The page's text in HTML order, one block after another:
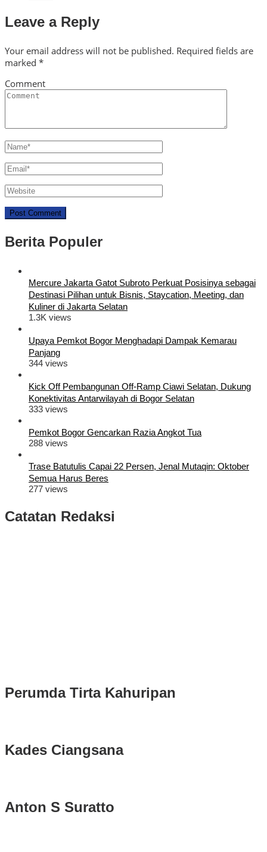
Leave a Reply
Your email address will not be published. Required fields are
marked *
Comment
Berita Populer
Mercure Jakarta Gatot Subroto Perkuat Posisinya sebagai
Destinasi Pilihan untuk Bisnis, Staycation, Meeting, dan
Kuliner di Jakarta Selatan
1.3K views
Upaya Pemkot Bogor Menghadapi Dampak Kemarau
Panjang
344 views
Kick Off Pembangunan Off-Ramp Ciawi Selatan, Dukung
Konektivitas Antarwilayah di Bogor Selatan
333 views
Pemkot Bogor Gencarkan Razia Angkot Tua
288 views
Trase Batutulis Capai 22 Persen, Jenal Mutaqin: Oktober
Semua Harus Beres
277 views
Catatan Redaksi
Perumda Tirta Kahuripan
Kades Ciangsana
Anton S Suratto